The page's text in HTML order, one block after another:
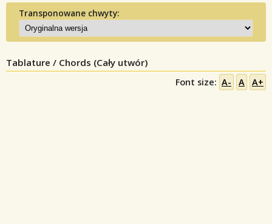
Transponowane chwyty:
Tablature / Chords (Cały utwór)
Font size: A- A A+